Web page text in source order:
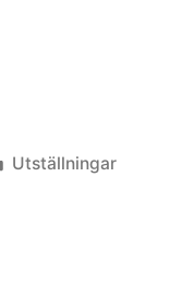
Posted
Utställningar